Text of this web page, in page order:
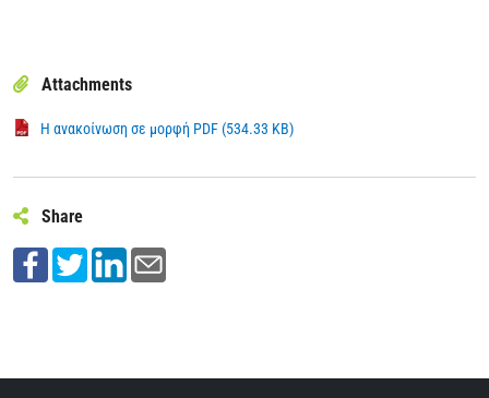
Attachments
Η ανακοίνωση σε μορφή PDF (534.33 KB)
Share